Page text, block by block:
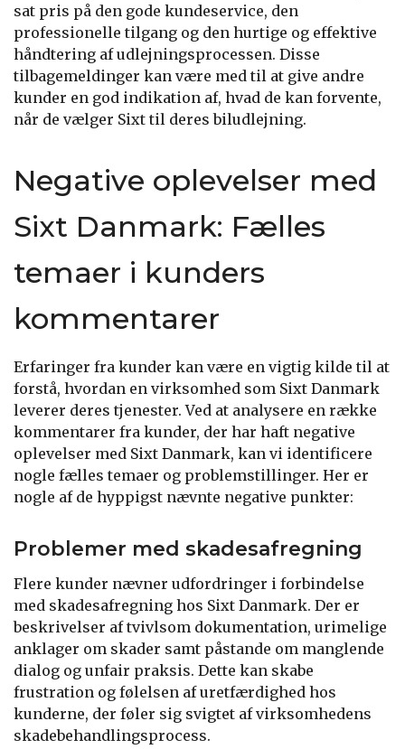
sat pris på den gode kundeservice, den
professionelle tilgang og den hurtige og effektive
håndtering af udlejningsprocessen. Disse
tilbagemeldinger kan være med til at give andre
kunder en god indikation af, hvad de kan forvente,
når de vælger Sixt til deres biludlejning.
Negative oplevelser med
Sixt Danmark: Fælles
temaer i kunders
kommentarer
Erfaringer fra kunder kan være en vigtig kilde til at
forstå, hvordan en virksomhed som Sixt Danmark
leverer deres tjenester. Ved at analysere en række
kommentarer fra kunder, der har haft negative
oplevelser med Sixt Danmark, kan vi identificere
nogle fælles temaer og problemstillinger. Her er
nogle af de hyppigst nævnte negative punkter:
Problemer med skadesafregning
Flere kunder nævner udfordringer i forbindelse
med skadesafregning hos Sixt Danmark. Der er
beskrivelser af tvivlsom dokumentation, urimelige
anklager om skader samt påstande om manglende
dialog og unfair praksis. Dette kan skabe
frustration og følelsen af uretfærdighed hos
kunderne, der føler sig svigtet af virksomhedens
skadebehandlingsprocess.